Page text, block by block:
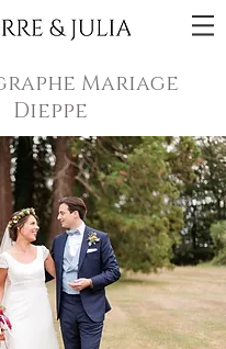
Mariage
Dieppe